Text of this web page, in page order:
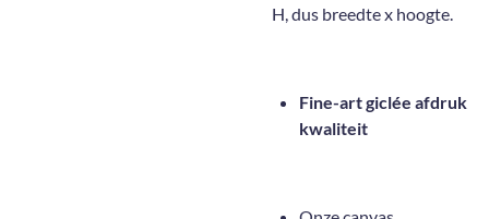
H, dus breedte x hoogte.
Fine-art giclée afdruk
kwaliteit